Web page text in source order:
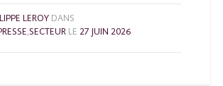
LEROYDANS
,SECTEURLE27 JUIN 2026